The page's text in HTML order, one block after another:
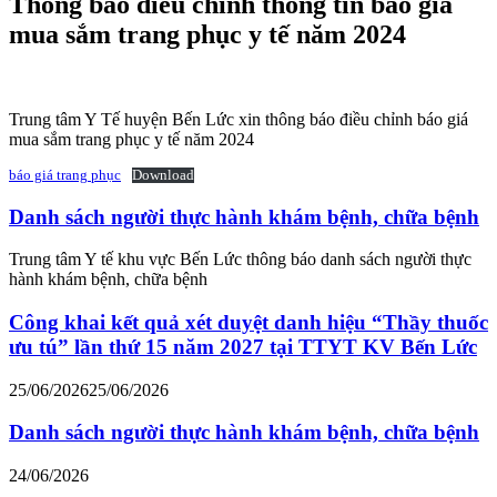
mua sắm trang phục y tế năm 2024
Trung tâm Y Tế huyện Bến Lức xin thông báo điều chỉnh báo giá
mua sắm trang phục y tế năm 2024
báo giá trang phục Download
Danh sách người thực hành khám bệnh, chữa bệnh
Trung tâm Y tế khu vực Bến Lức thông báo danh sách người thực
hành khám bệnh, chữa bệnh
Công khai kết quả xét duyệt danh hiệu “Thầy thuốc
ưu tú” lần thứ 15 năm 2027 tại TTYT KV Bến Lức
25/06/202625/06/2026
Danh sách người thực hành khám bệnh, chữa bệnh
24/06/2026